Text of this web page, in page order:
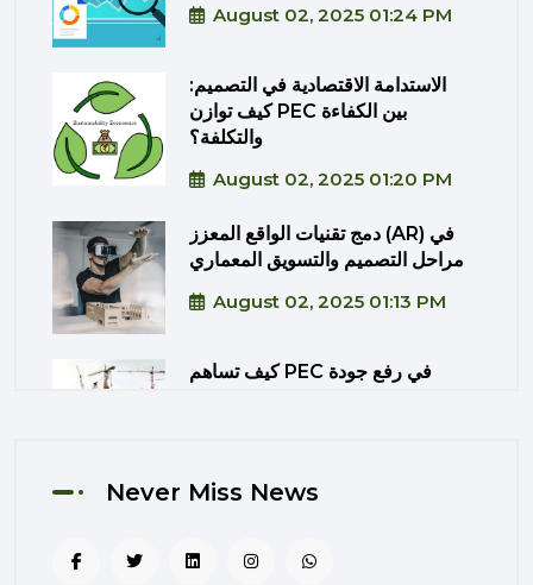
August 02, 2025 01:24 PM
الاستدامة الاقتصادية في التصميم:
كيف توازن PEC بين الكفاءة
والتكلفة؟
August 02, 2025 01:20 PM
دمج تقنيات الواقع المعزز (AR) في
مراحل التصميم والتسويق المعماري
August 02, 2025 01:13 PM
كيف تساهم PEC في رفع جودة
أكثر إنسانية
Never Miss News